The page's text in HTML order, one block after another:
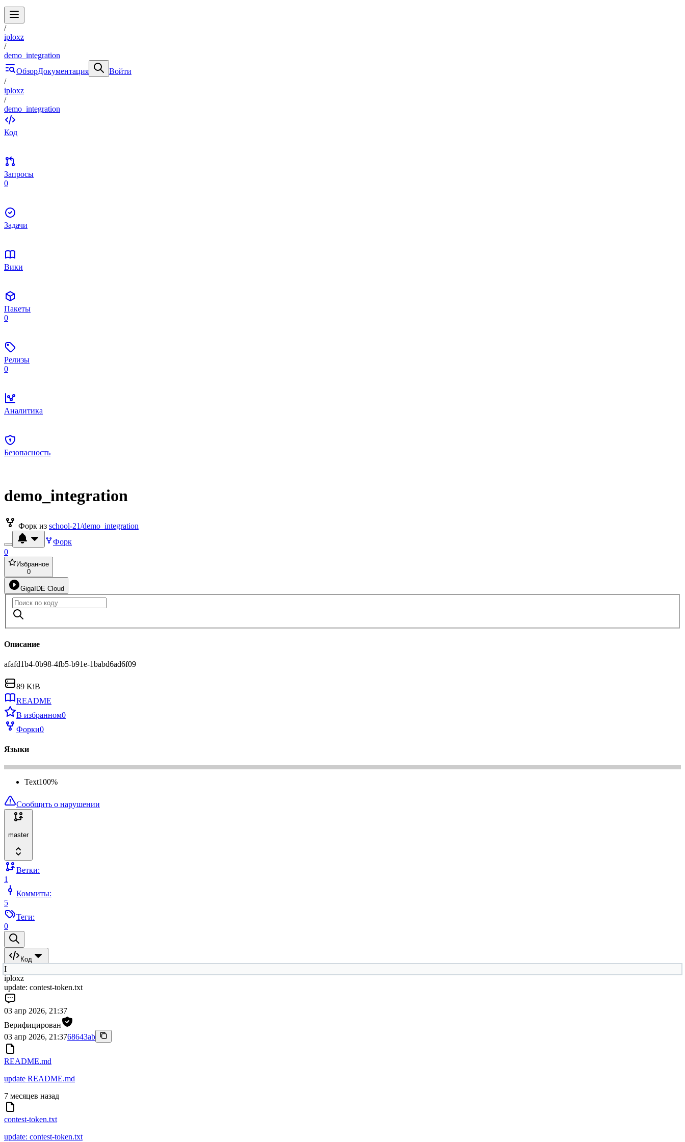
/
iploxz
/
demo_integration
ОбзорДокументация
Войти
/
iploxz
/
demo_integration
Код
Запросы
0
Задачи
Вики
Пакеты
0
Релизы
0
Аналитика
Безопасность
demo_integration
Форк из school-21/demo_integration
Форк
0
Избранное
0
GigaIDE Cloud
Описание
afafd1b4-0b98-4fb5-b91e-1babd6ad6f09
89 KiB
README
В избранном0
Форки0
Языки
Text100%
Сообщить о нарушении
master
Ветки:
1
Коммиты:
5
Теги:
0
Код
I
iploxz
update: contest-token.txt
03 апр 2026, 21:37
Верифицирован
03 апр 2026, 21:3768643ab
README.md
update README.md
7 месяцев назад
contest-token.txt
update: contest-token.txt